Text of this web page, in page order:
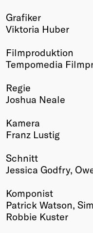
Grafiker
Viktoria Huber
Filmproduktion
Tempomedia
Regie
Joshua Neale
Kamera
Franz Lustig
Schnitt
Jessica Godfry,
Komponist
Patrick Watson,
Robbie Kuster